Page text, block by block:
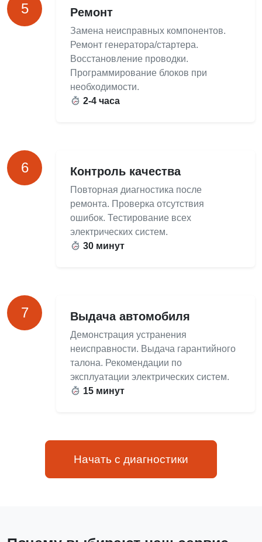
5 Ремонт
Замена неисправных компонентов.
Ремонт генератора/стартера.
Восстановление проводки.
Программирование блоков при
необходимости.
2-4 часа
6 Контроль качества
Повторная диагностика после
ремонта. Проверка отсутствия
ошибок. Тестирование всех
электрических систем.
30 минут
7 Выдача автомобиля
Демонстрация устранения
неисправности. Выдача гарантийного
талона. Рекомендации по
эксплуатации электрических систем.
15 минут
Начать с диагностики